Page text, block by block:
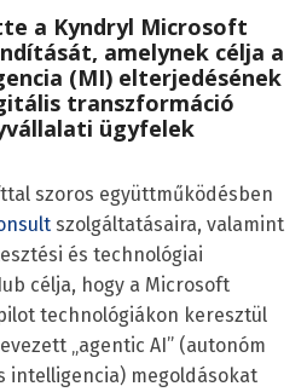
a Kyndryl Microsoft
amelynek célja a
(MI) elterjedésének
transzformáció
ügyfelek
szoros együttműködésben
szolgáltatásaira, valamint
és technológiai
célja, hogy a Microsoft
technológiákon keresztül
„agentic AI” (autonóm
intelligencia) megoldásokat